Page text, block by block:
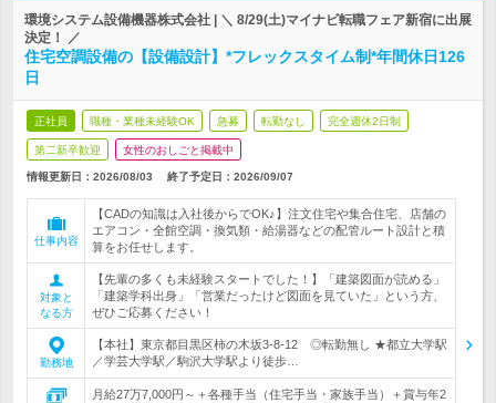
環境システム設備機器株式会社 | ＼ 8/29(土)マイナビ転職フェア新宿に出展
決定！ ／
住宅空調設備の【設備設計】*フレックスタイム制*年間休日126
日
正社員 職種・業種未経験OK 急募 転勤なし 完全週休2日制
第二新卒歓迎 女性のおしごと掲載中
情報更新日：2026/08/03 終了予定日： 2026/09/07
仕事内容
【CADの知識は入社後からでOK♪】注文住宅や集合住宅、店舗の
エアコン・全館空調・換気類・給湯器などの配管ルート設計と積
算をお任せします。
対象と
なる方
【先輩の多くも未経験スタートでした！】「建築図面が読める」
「建築学科出身」「営業だったけど図面を見ていた」という方、
ぜひご応募ください！
勤務地
【本社】東京都目黒区柿の木坂3-8-12 ◎転勤無し ★都立大学駅
／学芸大学駅／駒沢大学駅より徒歩…
月給27万7,000円～＋各種手当（住宅手当・家族手当）＋賞与年2